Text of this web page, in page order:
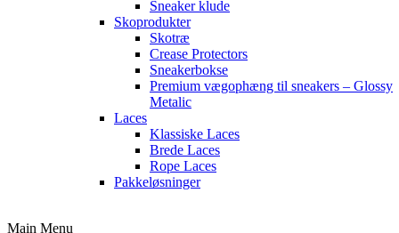
Sneaker klude
Skoprodukter
Skotræ
Crease Protectors
Sneakerbokse
Premium vægophæng til sneakers – Glossy
Metalic
Laces
Klassiske Laces
Brede Laces
Rope Laces
Pakkeløsninger
Main Menu